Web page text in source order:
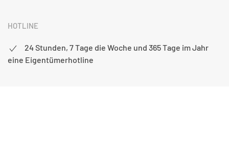
HOTLINE
24 Stunden, 7 Tage die Woche und 365 Tage im Jahr
eine Eigentümerhotline